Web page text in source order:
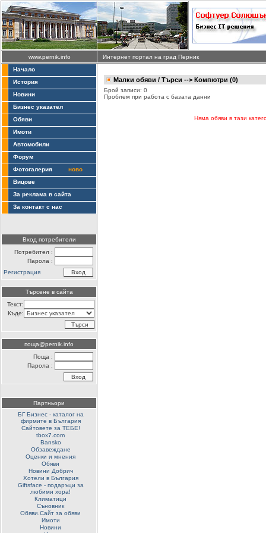
www.pernik.info
Интернет портал на град Перник
Начало
История
Новини
Бизнес указател
Обяви
Имоти
Автомобили
Форум
Фотогалерия
ново
Вицове
За реклама в сайта
За контакт с нас
Вход потребители
Потребител :
Парола :
Регистрация
Търсене в сайта
Текст:
Къде:
поща@pernik.info
Поща :
Парола :
Партньори
БГ Бизнес - каталог на
фирмите в България
Сайтовете за ТЕБЕ!
tbox7.com
Bansko
Обзавеждане
Оценки и мнения
Обяви
Новини Добрич
Хотели в България
Giftsface - подаръци за
любими хора!
Климатици
Съновник
Обяви.Сайт за обяви
Имоти
Новини
Малки обяви / Търси --> Компютри (0)
Брой записи: 0
Проблем при работа с базата данни
Няма обяви в тази